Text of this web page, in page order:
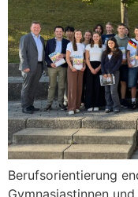
Berufsorientierung
Gymnasiastinnen